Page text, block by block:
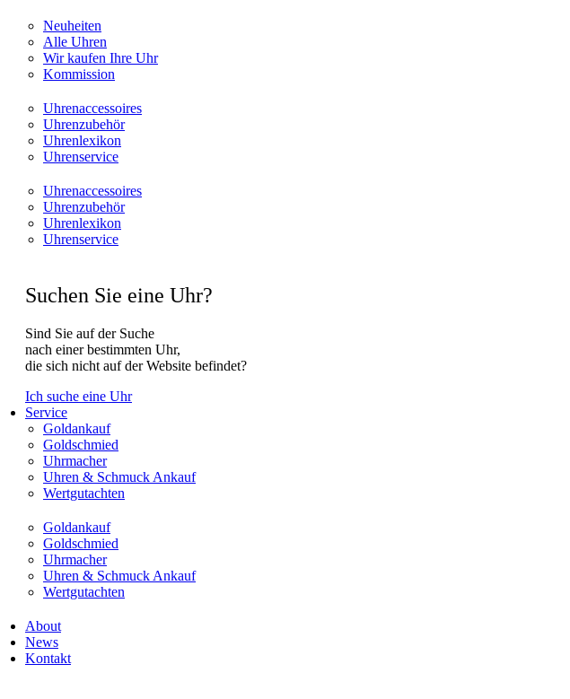
Neuheiten
Alle Uhren
Wir kaufen Ihre Uhr
Kommission
Uhrenaccessoires
Uhrenzubehör
Uhrenlexikon
Uhrenservice
Uhrenaccessoires
Uhrenzubehör
Uhrenlexikon
Uhrenservice
Suchen Sie eine Uhr?
Sind Sie auf der Suche
nach einer bestimmten Uhr,
die sich nicht auf der Website befindet?
Ich suche eine Uhr
Service
Goldankauf
Goldschmied
Uhrmacher
Uhren & Schmuck Ankauf
Wertgutachten
Goldankauf
Goldschmied
Uhrmacher
Uhren & Schmuck Ankauf
Wertgutachten
About
News
Kontakt